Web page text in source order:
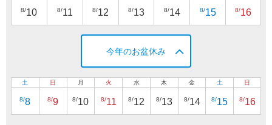
8/10 8/11 8/12 8/13 8/14 8/15 8/16
今年のお盆休み
土
8/8
日
8/9
月
8/10
火
8/11
水
8/12
木
8/13
金
8/14
土
8/15
日
8/16